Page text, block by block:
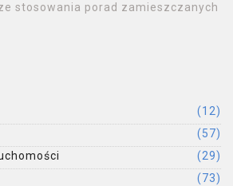
stosowania porad zamieszczanych
(12)
(57)
(29)
(73)